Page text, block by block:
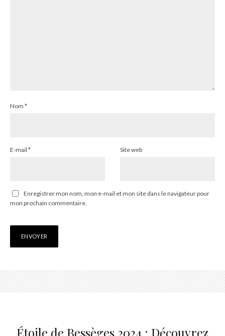
Nom *
E-mail * Site web
Enregistrer mon nom, mon e-mail et mon site dans le navigateur pour
mon prochain commentaire.
Étoile de Bessèges 2024 : Découvrez